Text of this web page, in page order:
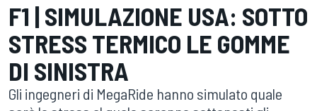
F1 | SIMULAZIONE USA: SOTTO
STRESS TERMICO LE GOMME
DI SINISTRA
Gli ingegneri di MegaRide hanno simulato quale